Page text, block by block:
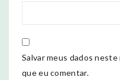
Salvar meus dados
que eu comentar.